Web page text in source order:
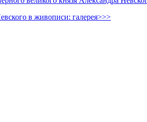
в живописи: галерея>>>